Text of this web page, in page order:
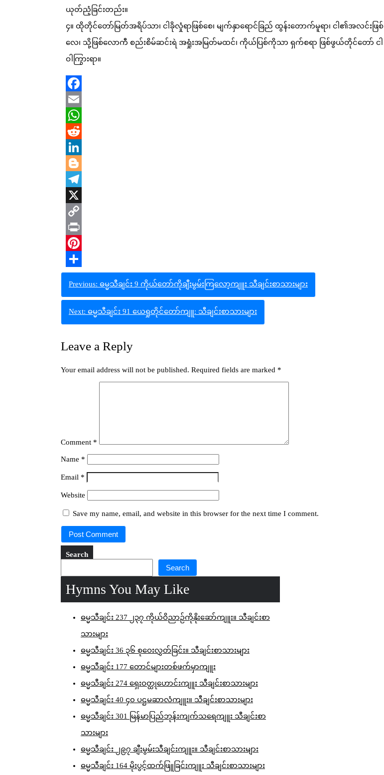
ယုတ်ညံ့ခြင်းတည်း။
၄။ ထိုတိုင်တော်မြတ်အရိပ်သာ၊ ငါခိုလှုံရာဖြစ်စေ၊ မျက်နှာရောင်ခြည် ထွန်းတောက်မူရာ၊ ငါ၏အလင်းဖြစ်
လေ၊ သို့ဖြစ်လောကီ စည်းစိမ်ဆင်းရဲ အရှုံးအမြတ်မထင်၊ ကိုယ်ပြစ်ကိုသာ ရှက်စရာ ဖြစ်ဖွယ်တိုင်တော် ငါ
ဝါကြွားရာ။
Facebook
Email
WhatsApp
Reddit
LinkedIn
Blogger
Telegram
X
Copy
Link
Print
Pinterest
Share
Post
navigation
Previous: ဓမ္မသီချင်း 9 ကိုယ်တော်ကိုချီးမွမ်းကြလော့ကျူး သီချင်းစာသားများ
Next: ဓမ္မသီချင်း 91 ယေရှုတိုင်တော်ကျူ: သီချင်းစာသားများ
Leave a Reply
Your email address will not be published. Required fields are marked *
Comment *
Name *
Email *
Website
Save my name, email, and website in this browser for the next time I comment.
Search
Search
Hymns You May Like
ဓမ္မသီချင်း 237 ၂၃၇ ကိုယ်ဝိညာဉ်ကိုနိုးဆော်ကျူး။ သီချင်းစာ
သားများ
ဓမ္မသီချင်း 36 ၃၆ စုဝေးလွှတ်ခြင်း။ သီချင်းစာသားများ
ဓမ္မသီချင်း 177 တောင်များတစ်ဖက်မှာကျူး
ဓမ္မသီချင်း 274 ရှေးဝတ္ထုဟောင်းကျူး သီချင်းစာသားများ
ဓမ္မသီချင်း 40 ၄၀ ပဌမဆာလံကျူး။ သီချင်းစာသားများ
ဓမ္မသီချင်း 301 မြန်မာပြည်ဘုန်းကျက်သရေကျူး သီချင်းစာ
သားများ
ဓမ္မသီချင်း ၂၉၇ ချီးမွမ်းသီချင်းကျူး။ သီချင်းစာသားများ
ဓမ္မသီချင်း 164 မိုးပွင့်ထက်ဖြူခြင်းကျူး သီချင်းစာသားများ